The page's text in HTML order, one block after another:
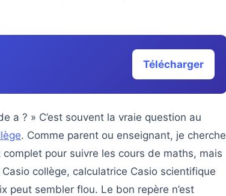
Télécharger
a ? » C’est souvent la vraie question au
. Comme parent ou enseignant, je cherche
pour suivre les cours de maths, mais
collège, calculatrice Casio scientifique
peut sembler flou. Le bon repère n’est